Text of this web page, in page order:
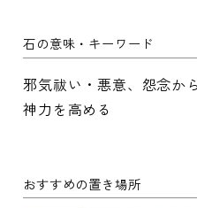
石の意味・キーワード
邪気祓い・悪意、怨念か
神力を高める
おすすめの置き場所